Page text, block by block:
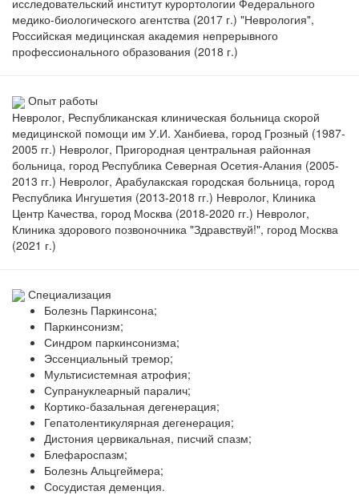
исследовательский институт курортологии Федерального
медико-биологического агентства (2017 г.) "Неврология",
Российская медицинская академия непрерывного
профессионального образования (2018 г.)
Опыт работы
Невролог, Республиканская клиническая больница скорой
медицинской помощи им У.И. Ханбиева, город Грозный (1987-
2005 гг.) Невролог, Пригородная центральная районная
больница, город Республика Северная Осетия-Алания (2005-
2013 гг.) Невролог, Арабулакская городская больница, город
Республика Ингушетия (2013-2018 гг.) Невролог, Клиника
Центр Качества, город Москва (2018-2020 гг.) Невролог,
Клиника здорового позвоночника "Здравствуй!", город Москва
(2021 г.)
Специализация
Болезнь Паркинсона;
Паркинсонизм;
Синдром паркинсонизма;
Эссенциальный тремор;
Мультисистемная атрофия;
Супрануклеарный паралич;
Кортико-базальная дегенерация;
Гепатолентикулярная дегенерация;
Дистония цервикальная, писчий спазм;
Блефароспазм;
Болезнь Альцгеймера;
Сосудистая деменция.